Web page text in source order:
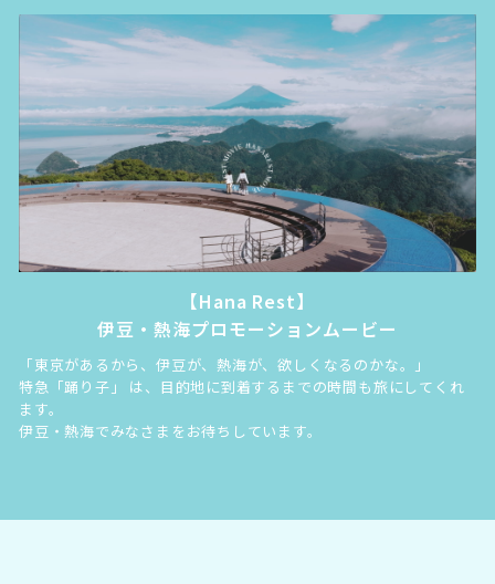
【Hana Rest】
伊豆・熱海プロモーションムービー
「東京があるから、伊豆が、熱海が、欲しくなるのかな。」
特急「踊り子」 は、目的地に到着するまでの時間も旅にしてくれ
ます。
伊豆・熱海でみなさまをお待ちしています。